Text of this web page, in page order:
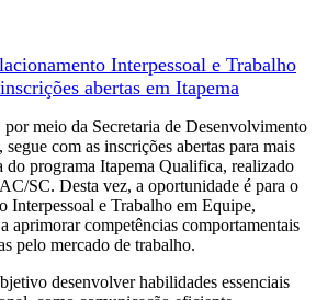
Interpessoal e Trabalho
abertas em Itapema
meio da Secretaria de Desenvolvimento
com as inscrições abertas para mais
do programa Itapema Qualifica, realizado
SC. Desta vez, a oportunidade é para o
Interpessoal e Trabalho em Equipe,
aprimorar competências comportamentais
pelo mercado de trabalho.
desenvolver habilidades essenciais